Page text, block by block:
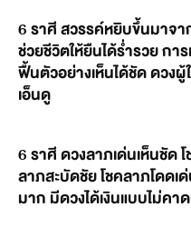
6 ราศี สวรรค์หยิบขึ้นมาจ
ช่วยชีวิตให้ยืนได้ร่ำรวย การ
ฟื้นตัวอย่างเห็นได้ชัด ดวง
เอ็นดู
6 ราศี ดวงลาภเด่นเห็นชัด
ลาภสะบัดชัย โชคลาภโดดเ
มาก มีดวงได้เงินแบบไม่คา